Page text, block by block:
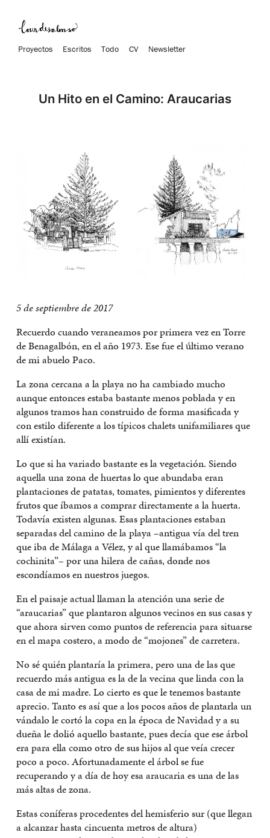
Proyectos Escritos Todo CV Newsletter
Un Hito en el Camino: Araucarias
5 de septiembre de 2017
Recuerdo cuando veraneamos por primera vez en Torre
de Benagalbón, en el año 1973. Ese fue el último verano
de mi abuelo Paco.
La zona cercana a la playa no ha cambiado mucho
aunque entonces estaba bastante menos poblada y en
algunos tramos han construido de forma masificada y
con estilo diferente a los típicos chalets unifamiliares que
allí existían.
Lo que si ha variado bastante es la vegetación. Siendo
aquella una zona de huertas lo que abundaba eran
plantaciones de patatas, tomates, pimientos y diferentes
frutos que íbamos a comprar directamente a la huerta.
Todavía existen algunas. Esas plantaciones estaban
separadas del camino de la playa –antigua vía del tren
que iba de Málaga a Vélez, y al que llamábamos “la
cochinita”– por una hilera de cañas, donde nos
escondíamos en nuestros juegos.
En el paisaje actual llaman la atención una serie de
“araucarias” que plantaron algunos vecinos en sus casas y
que ahora sirven como puntos de referencia para situarse
en el mapa costero, a modo de “mojones” de carretera.
No sé quién plantaría la primera, pero una de las que
recuerdo más antigua es la de la vecina que linda con la
casa de mi madre. Lo cierto es que le tenemos bastante
aprecio. Tanto es así que a los pocos años de plantarla un
vándalo le cortó la copa en la época de Navidad y a su
dueña le dolió aquello bastante, pues decía que ese árbol
era para ella como otro de sus hijos al que veía crecer
poco a poco. Afortunadamente el árbol se fue
recuperando y a día de hoy esa araucaria es una de las
más altas de zona.
Estas coníferas procedentes del hemisferio sur (que llegan
a alcanzar hasta cincuenta metros de altura)